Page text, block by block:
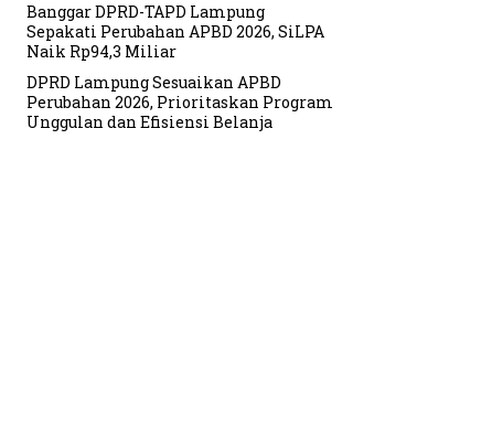
Banggar DPRD-TAPD Lampung
Sepakati Perubahan APBD 2026, SiLPA
Naik Rp94,3 Miliar
DPRD Lampung Sesuaikan APBD
Perubahan 2026, Prioritaskan Program
Unggulan dan Efisiensi Belanja